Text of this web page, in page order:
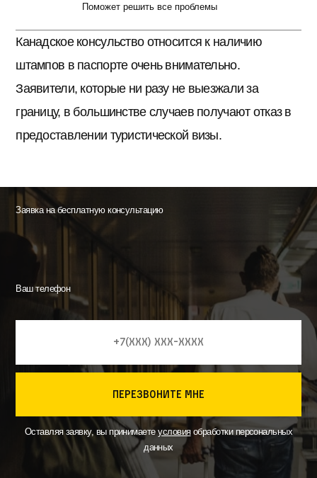
Поможет решить все проблемы
Канадское консульство относится к наличию
штампов в паспорте очень внимательно.
Заявители, которые ни разу не выезжали за
границу, в большинстве случаев получают отказ в
предоставлении туристической визы.
Заявка на бесплатную консультацию
Ваш телефон
перезвоните мне
Оставляя заявку, вы принимаетеусловияобработки персональных
данных